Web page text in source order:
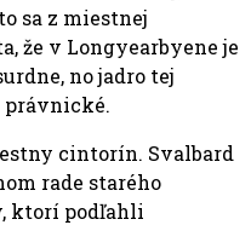
sa z miestnej
že v Longyearbyene je
no jadro tej
právnické.
cintorín. Svalbard
rade starého
ktorí podľahli